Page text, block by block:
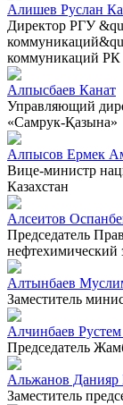
Алишев Руслан
Директор РГУ
коммуникаций РК
Алпысбаев Канат
Управляющий
«Самрук-Қазына»
Алпысов Ермек
Вице-министр
Казахстан
Алсеитов
Председатель
нефтехимический
Алтынбаев
Заместитель
Алчинбаев
Председатель
Альжанов Данияр
Заместитель